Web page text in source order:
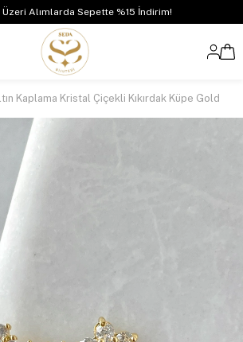
Üzeri Alımlarda Sepette %15 İndirim!
Kaplama Kristal Çiçekli Kıkırdak Küpe Gold